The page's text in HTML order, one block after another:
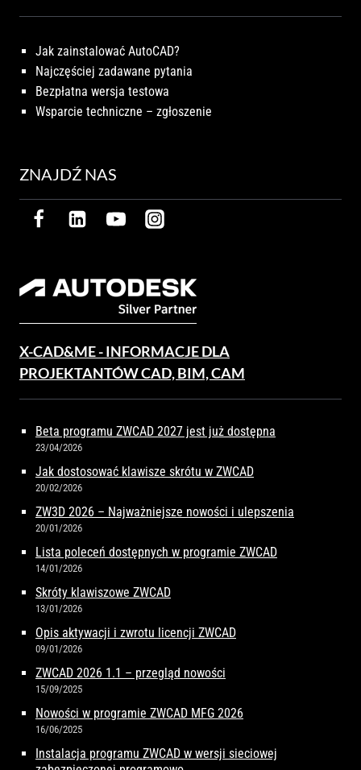
Jak zainstalować AutoCAD?
Najczęściej zadawane pytania
Bezpłatna wersja testowa
Wsparcie techniczne – zgłoszenie
ZNAJDŹ NAS
X-CAD&ME - INFORMACJE DLA
PROJEKTANTÓW CAD, BIM, CAM
Beta programu ZWCAD 2027 jest już dostępna
23/04/2026
Jak dostosować klawisze skrótu w ZWCAD
20/02/2026
ZW3D 2026 – Najważniejsze nowości i ulepszenia
20/01/2026
Lista poleceń dostępnych w programie ZWCAD
14/01/2026
Skróty klawiszowe ZWCAD
13/01/2026
Opis aktywacji i zwrotu licencji ZWCAD
09/01/2026
ZWCAD 2026 1.1 – przegląd nowości
15/09/2025
Nowości w programie ZWCAD MFG 2026
16/06/2025
Instalacja programu ZWCAD w wersji sieciowej